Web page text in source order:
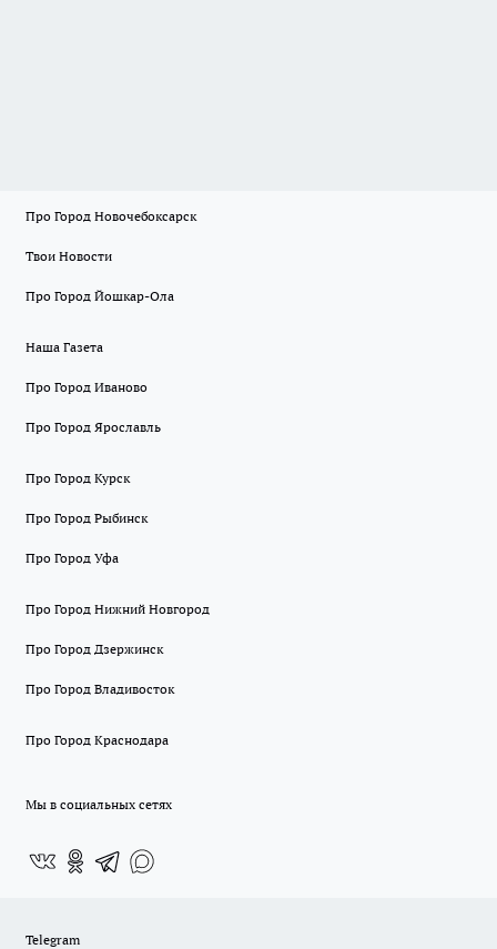
Про Город Новочебоксарск
Твои Новости
Про Город Йошкар-Ола
Наша Газета
Про Город Иваново
Про Город Ярославль
Про Город Курск
Про Город Рыбинск
Про Город Уфа
Про Город Нижний Новгород
Про Город Дзержинск
Про Город Владивосток
Про Город Краснодара
Мы в социальных сетях
Telegram